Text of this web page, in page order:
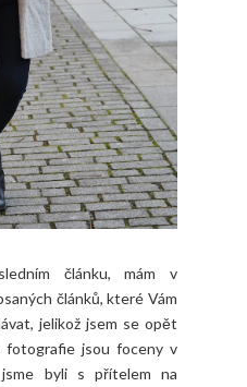
článku, mám v
článků, které Vám
jelikož jsem se opět
fotografie jsou foceny v
byli s přítelem na